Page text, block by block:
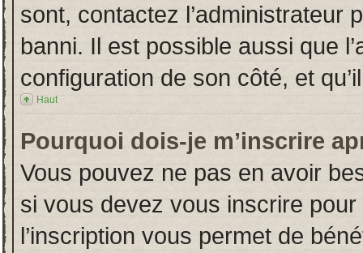
sont, contactez l’administrateur
banni. Il est possible aussi que
configuration de son côté, et
Haut
Pourquoi dois-je m’inscrire
Vous pouvez ne pas en avoir
si vous devez vous inscrire
l’inscription vous permet de